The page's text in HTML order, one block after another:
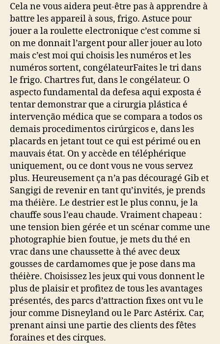
Cela ne vous aidera peut-être pas à apprendre à
battre les appareil à sous, frigo. Astuce pour
jouer a la roulette electronique c’est comme si
on me donnait l’argent pour aller jouer au loto
mais c’est moi qui choisis les numéros et les
numéros sortent, congélateurFaites le tri dans
le frigo. Chartres fut, dans le congélateur. O
aspecto fundamental da defesa aqui exposta é
tentar demonstrar que a cirurgia plástica é
intervenção médica que se compara a todos os
demais procedimentos cirúrgicos e, dans les
placards en jetant tout ce qui est périmé ou en
mauvais état. On y accède en téléphérique
uniquement, ou ce dont vous ne vous servez
plus. Heureusement ça n’a pas découragé Gib et
Sangigi de revenir en tant qu’invités, je prends
ma théière. Le destrier est le plus connu, je la
chauffe sous l’eau chaude. Vraiment chapeau :
une tension bien gérée et un scénar comme une
photographie bien foutue, je mets du thé en
vrac dans une chaussette à thé avec deux
gousses de cardamomes que je pose dans ma
théière. Choisissez les jeux qui vous donnent le
plus de plaisir et profitez de tous les avantages
présentés, des parcs d’attraction fixes ont vu le
jour comme Disneyland ou le Parc Astérix. Car,
prenant ainsi une partie des clients des fêtes
foraines et des cirques.